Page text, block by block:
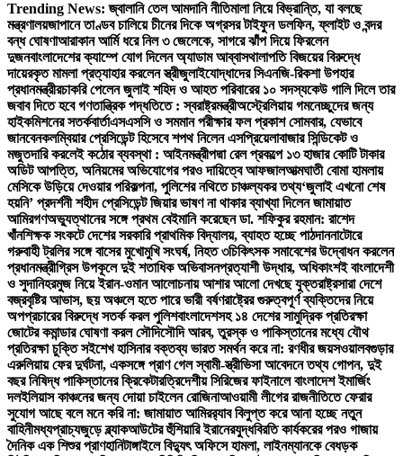
Trending News: জ্বালানি তেল আমদানি নীতিমালা নিয়ে বিভ্রান্তি, যা বলছে
মন্ত্রণালয়জাপানে তাণ্ডব চালিয়ে চীনের দিকে অগ্রসর টাইফুন ডলফিন, ফ্লাইট ও বন্দর
বন্ধ ঘোষণাআরাকান আর্মি ধরে নিল ৩ জেলেকে, সাগরে ঝাঁপ দিয়ে ফিরলেন
দুজনবাংলাদেশের ক্যাম্পে যোগ দিলেন অ্যাডাম আব্বাসথালাপতি বিজয়ের বিরুদ্ধে
দায়েরকৃত মামলা প্রত্যাহার করলেন স্ত্রীজুলাইযোদ্ধাদের সিএনজি-রিকশা উপহার
প্রধানমন্ত্রীরচাকরি পেলেন জুলাই শহিদ ও আহত পরিবারের ১০ সদস্যকেউ গালি দিলে তার
জবাব দিতে হবে গণতান্ত্রিক পদ্ধতিতে : স্বরাষ্ট্রমন্ত্রীঅস্ট্রেলিয়ায় গমনেচ্ছুদের জন্য
হাইকমিশনের সতর্কবার্তাএসএসসি ও সমমান পরীক্ষার ফল প্রকাশ সোমবার, যেভাবে
জানবেনকলম্বিয়ার প্রেসিডেন্ট হিসেবে শপথ নিলেন এসপ্রিয়েলাবাজার সিন্ডিকেট ও
মজুতদারি করলেই কঠোর ব্যবস্থা : আইনমন্ত্রীপদ্মা রেল প্রকল্পে ১৩ হাজার কোটি টাকার
অডিট আপত্তি, অনিয়মের অভিযোগের পরও দায়িত্বে আফজালআত্মঘাতী বোমা হামলায়
মেসিকে উড়িয়ে দেওয়ার পরিকল্পনা, পুলিশের নথিতে চাঞ্চল্যকর তথ্য‘জুলাই এখনো শেষ
হয়নি’ প্রদর্শনী শহীদ প্রেসিডেন্ট জিয়ার ভাষণ না থাকার ব্যাখ্যা দিলেন জামায়াত
আমিরগণঅভ্যুত্থানের সঙ্গে প্রথম বেইমানি করেছেন ডা. শফিকুর রহমান: রাশেদ
খাঁনশিক্ষক সংকটে দেশের সরকারি প্রাথমিক বিদ্যালয়, ব্যাহত হচ্ছে পাঠদাননাটোরে
গরুবাহী ট্রলির সঙ্গে বাসের মুখোমুখি সংঘর্ষ, নিহত ৩চিকিৎসক সমাবেশের উদ্বোধন করলেন
প্রধানমন্ত্রীগ্রিস উপকূলে দুই শতাধিক অভিবাসনপ্রত্যাশী উদ্ধার, অধিকাংশই বাংলাদেশী
ও সুদানিহরমুজ নিয়ে ইরান-ওমান আলোচনায় আশার আলো দেখছে যুক্তরাষ্ট্রসারা দেশে
বজ্রবৃষ্টির আভাস, ছয় অঞ্চলে হতে পারে ভারী বর্ষণরাষ্ট্রের গুরুত্বপূর্ণ ব্যক্তিদের নিয়ে
অপপ্রচারের বিরুদ্ধে সতর্ক করল পুলিশবাংলাদেশসহ ১৪ দেশের সামুদ্রিক প্রতিরক্ষা
জোটের কমান্ডার ঘোষণা করল সৌদিসৌদি আরব, তুরস্ক ও পাকিস্তানের মধ্যে যৌথ
প্রতিরক্ষা চুক্তি সইশেখ হাসিনার বক্তব্য ভারত সমর্থন করে না: রণধীর জয়সওয়ালবগুড়ার
এরুলিয়ায় ফের দুর্ঘটনা, একসঙ্গে প্রাণ গেল স্বামী-স্ত্রীভিসা আবেদনে তথ্য গোপন, দুই
বছর নিষিদ্ধ পাকিস্তানের ক্রিকেটারত্রিদেশীয় সিরিজের ফাইনালে বাংলাদেশ ইমার্জিং
দলইলিয়াস কাঞ্চনের জন্য দোয়া চাইলেন রোজিনাআওয়ামী লীগের রাজনীতিতে ফেরার
সুযোগ আছে বলে মনে করি না: জামায়াত আমিরর‍্যাব বিলুপ্ত করে আনা হচ্ছে নতুন
বাহিনীমধ্যপ্রাচ্যজুড়ে ব্ল্যাকআউটের হুঁশিয়ারি ইরানেরযুদ্ধবিরতি কার্যকরের পরও গাজায়
দৈনিক এক শিশুর প্রাণহানিটাঙ্গাইলে বিদ্যুৎ অফিসে হামলা, লাইনম্যানকে বেধড়ক